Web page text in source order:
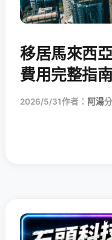
移居馬來西
費用完整指南
2026/5/31作者： 阿湯